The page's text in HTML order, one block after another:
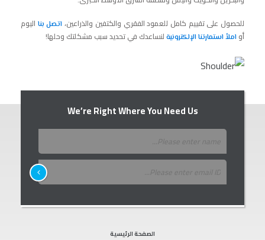
للحصول على تقييم كامل للعمود الفقري والكتفين والذراعين، اتصل بنا اليوم
أو املأ استمارتنا الإلكترونية لنساعدك في تحديد سبب مشكلتك وحلها!
We’re Right Where You Need Us
الصفحة الرئيسية